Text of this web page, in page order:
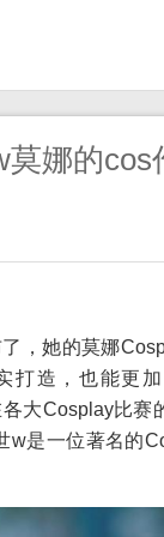
娜的cos
，她的莫娜
打造，也能更
大Cosplay比赛
w是一位著名的